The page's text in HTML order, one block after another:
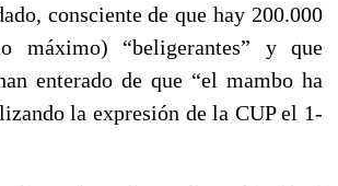
consciente de que hay 200.000
máximo) “beligerantes” y que
enterado de que “el mambo ha
la expresión de la CUP el 1-